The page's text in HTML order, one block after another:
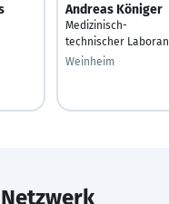
Andreas Königer
Medizinisch-
technischer
Weinheim
Netzwerk